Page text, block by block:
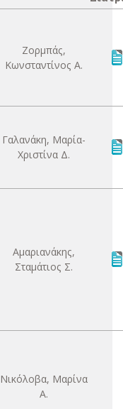
Ζορμπάς,
Κωνσταντίνος Α.
Γαλανάκη, Μαρία-
Χριστίνα Δ.
Αμαριανάκης,
Σταμάτιος Σ.
Νικόλοβα, Μαρίνα
Α.